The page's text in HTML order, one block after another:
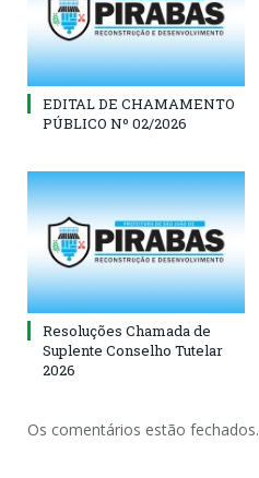
EDITAL DE CHAMAMENTO
PÚBLICO Nº 02/2026
Resoluções Chamada de
Suplente Conselho Tutelar
2026
Os comentários estão fechados.